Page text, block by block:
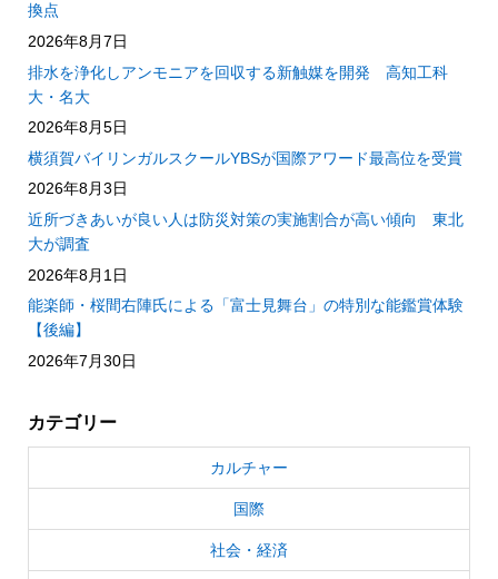
換点
2026年8月7日
排水を浄化しアンモニアを回収する新触媒を開発 高知工科
大・名大
2026年8月5日
横須賀バイリンガルスクールYBSが国際アワード最高位を受賞
2026年8月3日
近所づきあいが良い人は防災対策の実施割合が高い傾向 東北
大が調査
2026年8月1日
能楽師・桜間右陣氏による「富士見舞台」の特別な能鑑賞体験
【後編】
2026年7月30日
カテゴリー
カルチャー
国際
社会・経済